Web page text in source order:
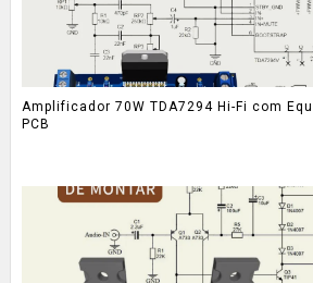
Amplificador 70W TDA7294 Hi-Fi com
PCB